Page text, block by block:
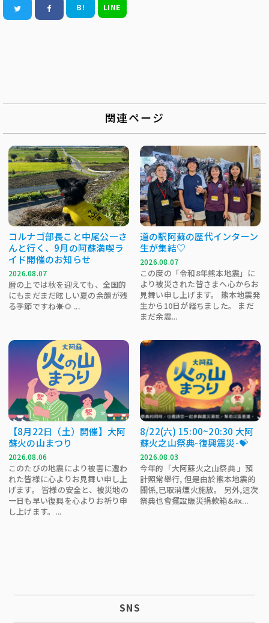
B! LINE
関連ページ
コルナゴ部長こと中尾公一さ
んと行く、9月の阿蘇満喫ラ
イド開催のお知らせ
2026.08.07
暦の上では秋を迎えても、全国的
にもまだまだ眩しい夏の余韻が残
る季節ですね☀️🌻 ...
道の駅阿蘇の歴代インターン
生が集結♡
2026.08.07
この度の「令和8年熊本地震」に
より被災された皆さまへ心からお
見舞い申し上げます。 熊本地震発
生から10日が経ちました。 まだ
まだ余震...
【8月22日（土）開催】大阿
蘇火の山まつり
2026.08.06
このたびの地震により被害に遭わ
れた皆様に心よりお見舞い申し上
げます。 皆様の安全と、被災地の
一日も早い復興を心よりお祈り申
し上げます。...
8/22(六) 15:00~20:30 大阿
蘇火之山祭典-復興震災-💝
2026.08.03
今年的「大阿蘇火之山祭典 」預
計照常舉行, 但是由於熊本地震的
關係,已取消煙火施放。 另外,這次
祭典也會擺設賑災捐款箱&#x...
SNS